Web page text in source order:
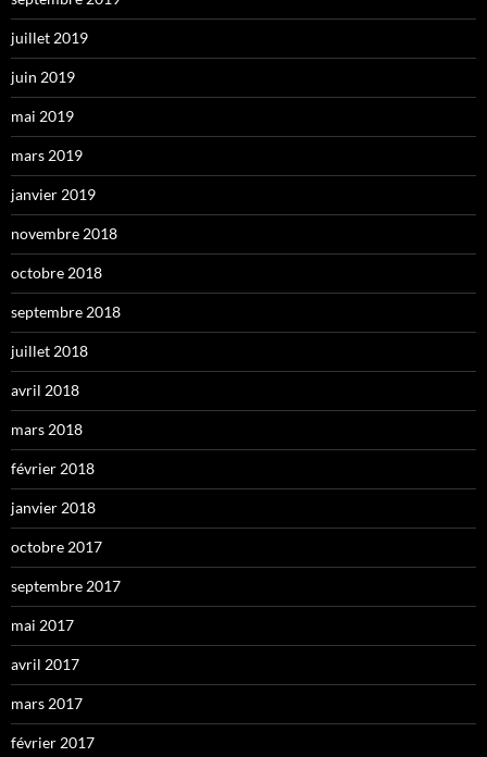
juillet 2019
juin 2019
mai 2019
mars 2019
janvier 2019
novembre 2018
octobre 2018
septembre 2018
juillet 2018
avril 2018
mars 2018
février 2018
janvier 2018
octobre 2017
septembre 2017
mai 2017
avril 2017
mars 2017
février 2017